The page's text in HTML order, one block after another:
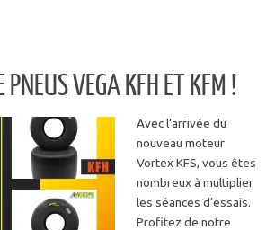
PNEUS VEGA KFH ET KFM !
Avec l’arrivée du
nouveau moteur
Vortex KFS, vous êtes
nombreux à multiplier
les séances d’essais.
Profitez de notre